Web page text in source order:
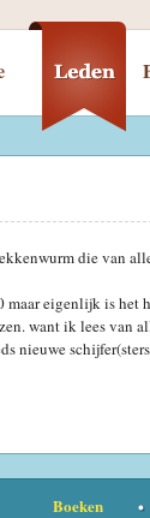
die van
maar eigenlijk is
want ik lees van
nieuwe
Boeken